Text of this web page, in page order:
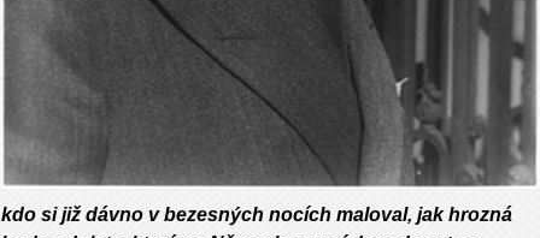
kdo si již dávno v bezesných nocích maloval, jak hrozná